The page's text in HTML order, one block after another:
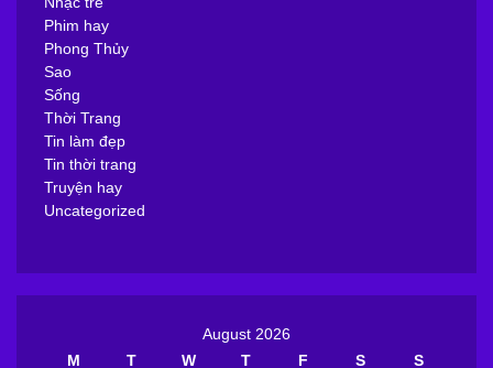
Phim hay
Phong Thủy
Sao
Sống
Thời Trang
Tin làm đẹp
Tin thời trang
Truyện hay
Uncategorized
August 2026
M
T W T F S S